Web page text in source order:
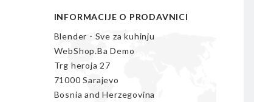
INFORMACIJE O PRODAVNICI
Blender - Sve za kuhinju
WebShop.Ba Demo
Trg heroja 27
71000 Sarajevo
Bosnia and Herzegovina